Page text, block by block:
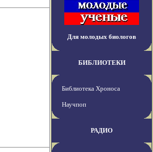
Для молодых биологов
БИБЛИОТЕКИ
Библиотека Хроноса
Научпоп
РАДИО